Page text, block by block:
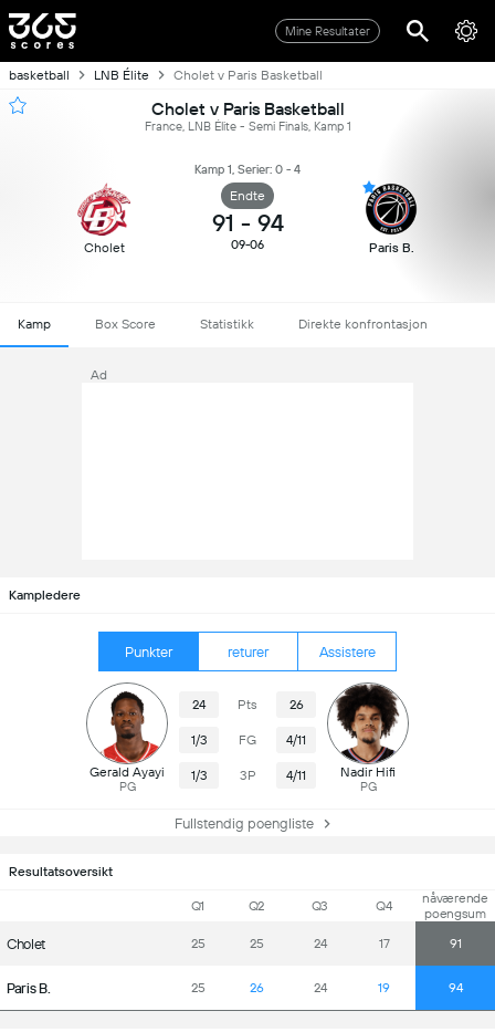
Mine Resultater
basketball LNB Élite Cholet v Paris Basketball
Cholet v Paris Basketball
France, LNB Élite - Semi Finals, Kamp 1
Kamp 1, Serier: 0 - 4
Cholet
Endte
91 - 94
09-06 Paris B.
Kamp Box Score Statistikk Direkte konfrontasjon
Ad
Resultatsoversikt
Q1 Q2 Q3 Q4
nåværende
poengsum
Cholet 25 25 24 17 91
Paris B. 25 26 24 19 94
Kampledere
Punkter returer Assistere
Gerald Ayayi
PG
24 Pts 26
1/3 FG 4/11
1/3 3P 4/11 Nadir Hifi
PG
Fullstendig poengliste